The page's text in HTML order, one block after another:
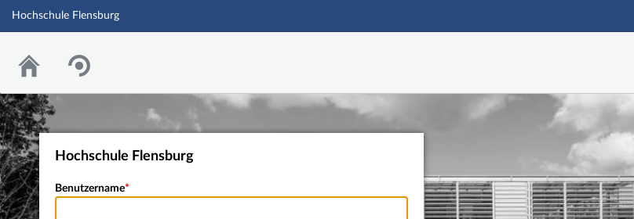
Hauptnavigation
Hochschule Flensburg
Hochschule Flensburg
Benutzername